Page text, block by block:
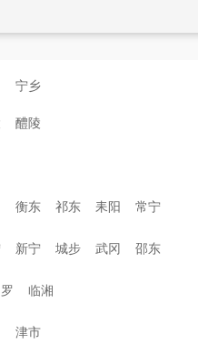
宁乡
醴陵
衡东 祁东 耒阳 常宁
新宁 城步 武冈 邵东
临湘
津市